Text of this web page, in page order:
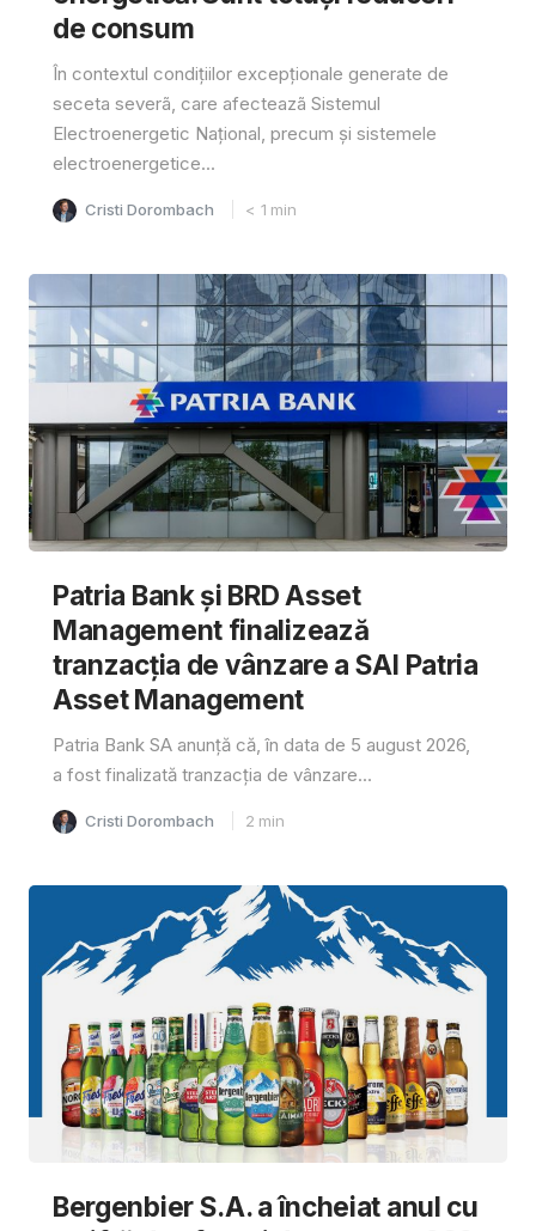
de consum
În contextul condițiilor excepționale generate de
seceta severã, care afecteazã Sistemul
Electroenergetic Național, precum și sistemele
electroenergetice...
Cristi Dorombach < 1 min
Patria Bank și BRD Asset
Management finalizează
tranzacția de vânzare a SAI Patria
Asset Management
Patria Bank SA anunță că, în data de 5 august 2026,
a fost finalizată tranzacția de vânzare...
Cristi Dorombach 2 min
Bergenbier S.A. a încheiat anul cu